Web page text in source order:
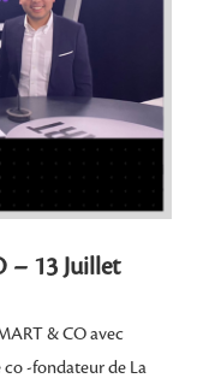
– 13 Juillet
& CO avec
-fondateur de La